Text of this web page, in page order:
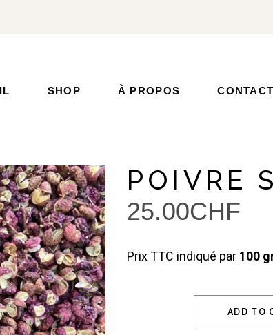
SHOP À PROPOS CONTACT
POIVRE
25.00CHF
Prix TTC indiqué par 100
ADD TO